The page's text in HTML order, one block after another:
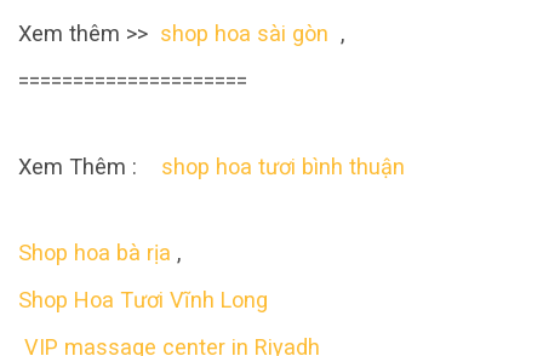
Xem thêm >> shop hoa sài gòn ,
=====================
Xem Thêm : shop hoa tươi bình thuận
Shop hoa bà rịa ,
Shop Hoa Tươi Vĩnh Long
VIP massage center in Riyadh